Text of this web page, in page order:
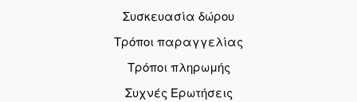
Συσκευασία δώρου
Τρόποι παραγγελίας
Τρόποι πληρωμής
Συχνές Ερωτήσεις